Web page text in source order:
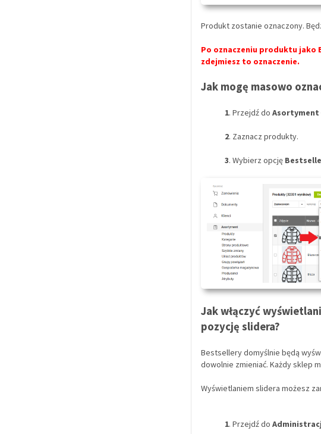
Produkt zostanie oznaczony.
Po oznaczeniu produktu jako
zdejmiesz to oznaczenie.
Jak mogę masowo
1. Przejdź do Asortyment
2. Zaznacz produkty.
3. Wybierz opcję
Jak włączyć
pozycję slidera?
Bestsellery domyślnie będą
dowolnie zmieniać. Każdy sklep
Wyświetlaniem slidera możesz
1. Przejdź do